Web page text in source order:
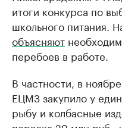
итоги конкурса по
школьного питания.
объясняют
перебоев в работе.
В частности, в
ЕЦМЗ закупило у
рыбу и колбасные